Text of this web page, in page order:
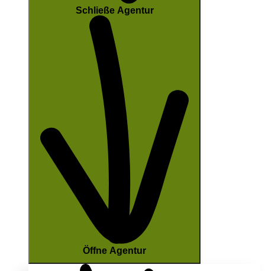
Schließe Agentur
Öffne Agentur